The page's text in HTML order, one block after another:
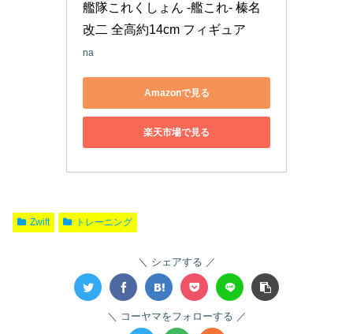
艦隊これくしょん -艦これ- 榛名
改二 全高約14cm フィギュア
na
Amazonで見る
楽天市場で見る
Zwift トレーニング
シェアする
コーヤマをフォローする